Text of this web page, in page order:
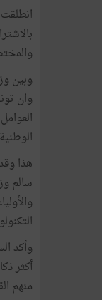
وبين
هذا
سالم
وأكد
أكثر
منهم